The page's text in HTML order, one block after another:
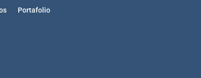
Portafolio